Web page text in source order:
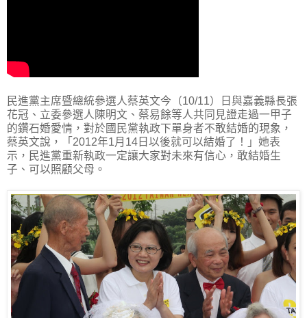
民進黨主席暨總統參選人蔡英文今（10/11）日與嘉義縣長張
花冠、立委參選人陳明文、蔡易餘等人共同見證走過一甲子
的鑽石婚愛情，對於國民黨執政下單身者不敢結婚的現象，
蔡英文說，「2012年1月14日以後就可以結婚了！」她表
示，民進黨重新執政一定讓大家對未來有信心，敢結婚生
子、可以照顧父母。